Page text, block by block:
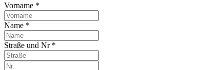
Vorname *
Name *
Straße und Nr *